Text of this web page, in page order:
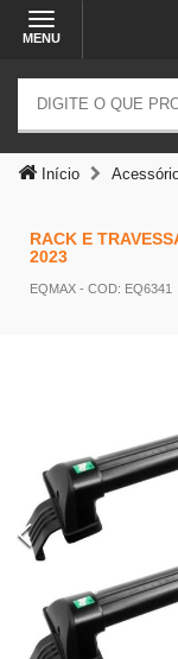
MENU
Início
RACK E
2023
EQMAX - COD: EQ6341